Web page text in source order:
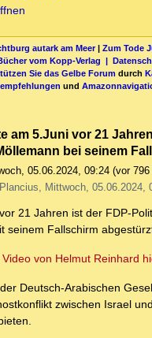
autark am Meer| Zum Tode
vom Kopp-Verlag |
Sie das Gelbe Forum durch
und
am 5.Juni vor 21
bei seinem
05.06.2024, 09:24 (vor 796
Mittwoch, 05.06.2024,
21 Jahren ist der FDP-
seinem Fallschirm
von Helmut Reinhard
Deutsch-Arabischen
zwischen Israel